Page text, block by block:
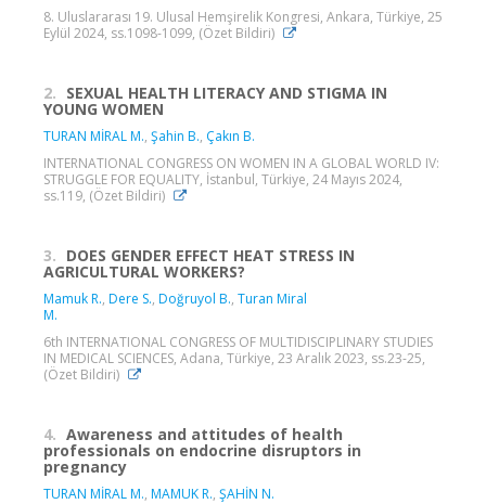
8. Uluslararası 19. Ulusal Hemşirelik Kongresi, Ankara, Türkiye, 25
Eylül 2024, ss.1098-1099, (Özet Bildiri)
2. SEXUAL HEALTH LITERACY AND STIGMA IN
YOUNG WOMEN
TURAN MİRAL M., Şahin B., Çakın B.
INTERNATIONAL CONGRESS ON WOMEN IN A GLOBAL WORLD IV:
STRUGGLE FOR EQUALITY, İstanbul, Türkiye, 24 Mayıs 2024,
ss.119, (Özet Bildiri)
3. DOES GENDER EFFECT HEAT STRESS IN
AGRICULTURAL WORKERS?
Mamuk R., Dere S., Doğruyol B., Turan Miral
M.
6th INTERNATIONAL CONGRESS OF MULTIDISCIPLINARY STUDIES
IN MEDICAL SCIENCES, Adana, Türkiye, 23 Aralık 2023, ss.23-25,
(Özet Bildiri)
4. Awareness and attitudes of health
professionals on endocrine disruptors in
pregnancy
TURAN MİRAL M., MAMUK R., ŞAHİN N.